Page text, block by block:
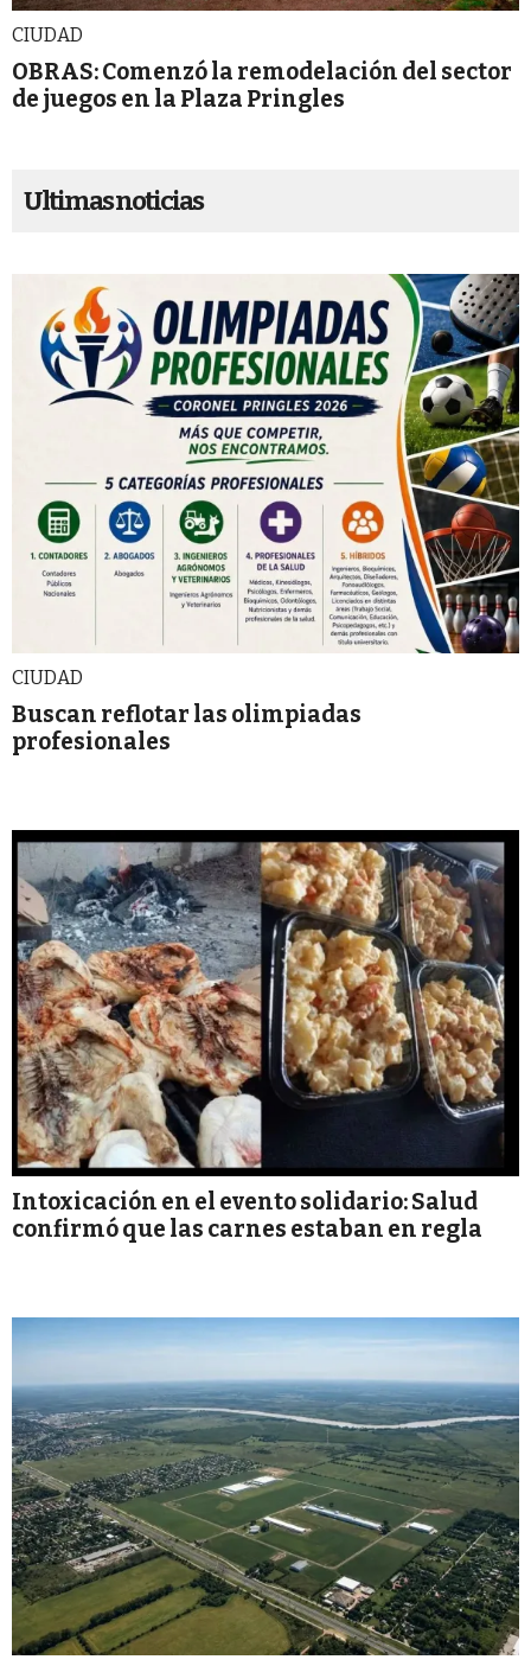
CIUDAD
OBRAS: Comenzó la remodelación del sector
de juegos en la Plaza Pringles
Ultimas noticias
CIUDAD
Buscan reflotar las olimpiadas
profesionales
Intoxicación en el evento solidario: Salud
confirmó que las carnes estaban en regla